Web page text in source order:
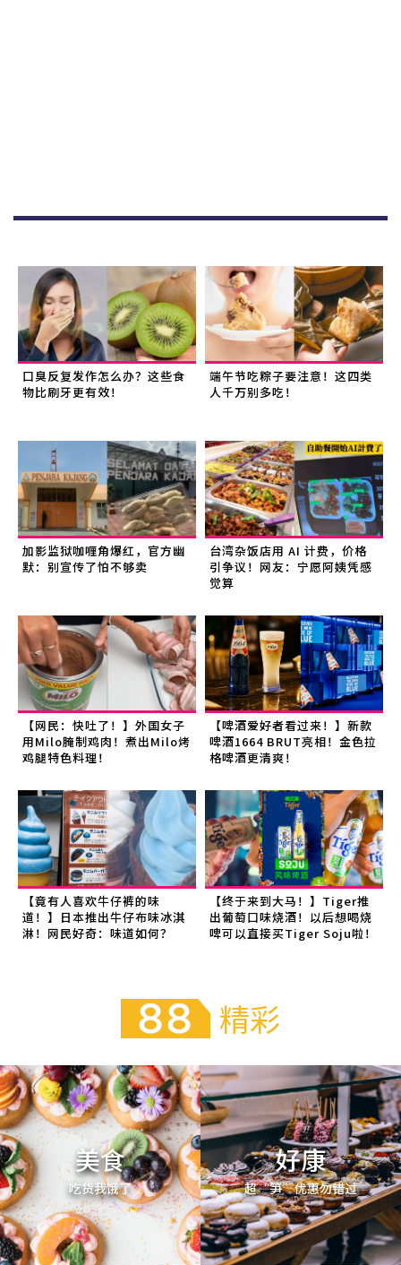
口臭反复发作怎么办？这些食
物比刷牙更有效！
端午节吃粽子要注意！这四类
人千万别多吃！
加影监狱咖喱角爆红，官方幽
默：别宣传了怕不够卖
台湾杂饭店用 AI 计费，价格
引争议！网友：宁愿阿姨凭感
觉算
【网民：快吐了！】外国女子
用Milo腌制鸡肉！煮出Milo烤
鸡腿特色料理！
【啤酒爱好者看过来！】新款
啤酒1664 BRUT亮相！金色拉
格啤酒更清爽！
【竟有人喜欢牛仔裤的味
道！】日本推出牛仔布味冰淇
淋！网民好奇：味道如何？
【终于来到大马！】Tiger推
出葡萄口味烧酒！以后想喝烧
啤可以直接买Tiger Soju啦！
精彩
美食
吃货我饿了
好康
超“笋”优惠勿错过